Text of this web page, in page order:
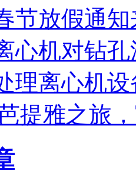
节放假通
心机对钻
理离心机设
提雅之旅